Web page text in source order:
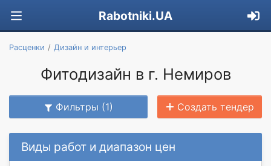
Rabotniki.UA
Расценки Дизайн и интерьер
Фитодизайн в г. Немиров
Фильтры (1) Создать тендер
Виды работ и диапазон цен